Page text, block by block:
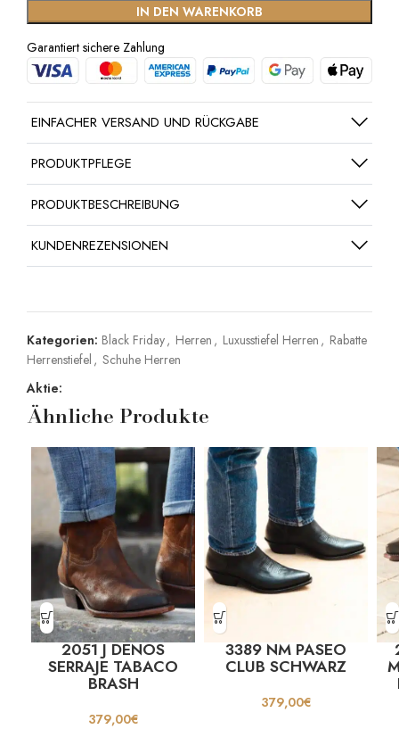
IN DEN WARENKORB
Garantiert sichere Zahlung
EINFACHER VERSAND UND RÜCKGABE
PRODUKTPFLEGE
PRODUKTBESCHREIBUNG
KUNDENREZENSIONEN
Kategorien: Black Friday, Herren , Luxusstiefel Herren , Rabatte
Herrenstiefel , Schuhe Herren
Aktie:
Ähnliche Produkte
2051 J DENOS
SERRAJE TABACO
BRASH
379,00€
3389 NM PASEO
CLUB SCHWARZ
379,00€